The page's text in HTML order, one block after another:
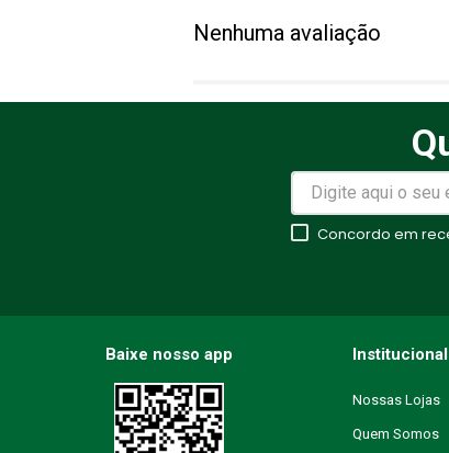
Avalie o produto de 1 a
★★
Seu nome
Escreva uma avaliação
Nenhuma avaliação
Concordo em
Baixe nosso app Institucional
Nossas Lojas
Quem Somos